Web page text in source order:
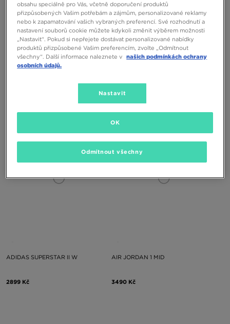
ONLY AT
AIR JORDAN 1 LOW SE
ADIDAS SUPERSTAR II W
2899 Kč
AIR JORDAN 1 MID
3490 Kč
obsahu speciálně pro Vás, včetně doporučení produktů
přizpůsobených Vašim potřebám a zájmům, personalizované reklamy
nebo k zapamatování vašich vybraných preferencí. Své rozhodnutí a
nastavení souborů cookie můžete kdykoli změnit výběrem možnosti
„Nastavit“. Pokud si nepřejete dostávat personalizované nabídky
produktů přizpůsobené Vašim preferencím, zvolte „Odmítnout
všechny“. Další informace naleznete v našich podmínkách ochrany
osobních údajů.
Nastavit
Odmítnout všechny
OK